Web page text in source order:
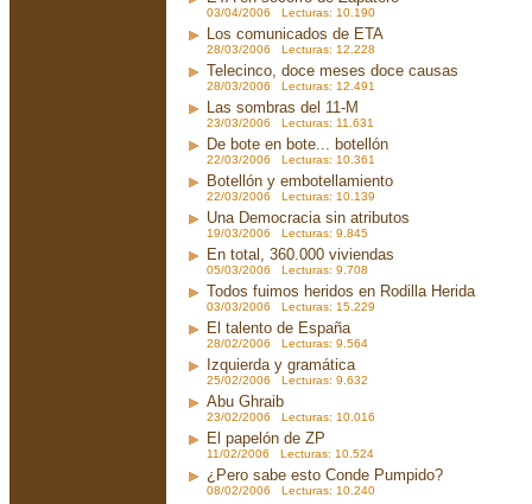
03/04/2006 Lecturas: 10.190
Los comunicados de ETA
28/03/2006 Lecturas: 12.228
Telecinco, doce meses doce causas
28/03/2006 Lecturas: 12.491
Las sombras del 11-M
23/03/2006 Lecturas: 11.631
De bote en bote... botellón
22/03/2006 Lecturas: 10.361
Botellón y embotellamiento
22/03/2006 Lecturas: 10.139
Una Democracia sin atributos
19/03/2006 Lecturas: 9.845
En total, 360.000 viviendas
05/03/2006 Lecturas: 9.708
Todos fuimos heridos en Rodilla Herida
03/03/2006 Lecturas: 15.229
El talento de España
28/02/2006 Lecturas: 9.564
Izquierda y gramática
25/02/2006 Lecturas: 9.632
Abu Ghraib
23/02/2006 Lecturas: 10.016
El papelón de ZP
11/02/2006 Lecturas: 10.524
¿Pero sabe esto Conde Pumpido?
08/02/2006 Lecturas: 10.240